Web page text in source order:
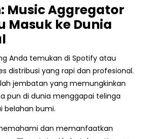
Music Aggregator
Masuk ke Dunia
Anda temukan di Spotify atau
distribusi yang rapi dan profesional.
jembatan yang memungkinkan
pun di dunia menggapai telinga
belahan bumi.
dan memanfaatkan